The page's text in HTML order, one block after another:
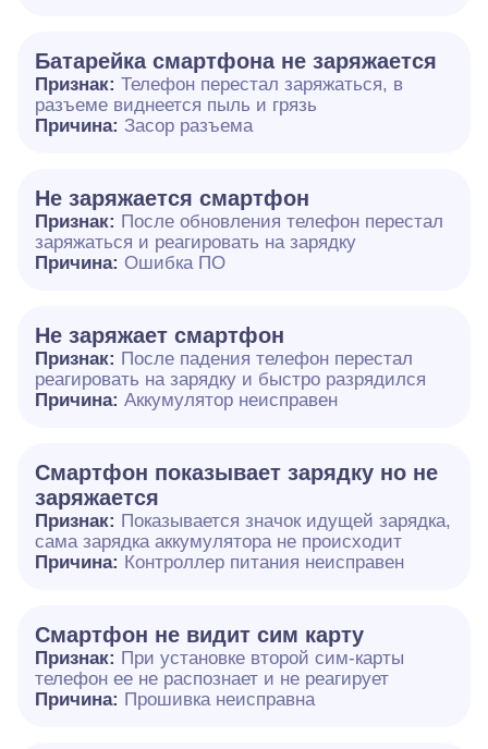
Батарейка смартфона не заряжается
Признак: Телефон перестал заряжаться, в
разъеме виднеется пыль и грязь
Причина: Засор разъема
Не заряжается смартфон
Признак: После обновления телефон перестал
заряжаться и реагировать на зарядку
Причина: Ошибка ПО
Не заряжает смартфон
Признак: После падения телефон перестал
реагировать на зарядку и быстро разрядился
Причина: Аккумулятор неисправен
Смартфон показывает зарядку но не
заряжается
Признак: Показывается значок идущей зарядка,
сама зарядка аккумулятора не происходит
Причина: Контроллер питания неисправен
Смартфон не видит сим карту
Признак: При установке второй сим-карты
телефон ее не распознает и не реагирует
Причина: Прошивка неисправна